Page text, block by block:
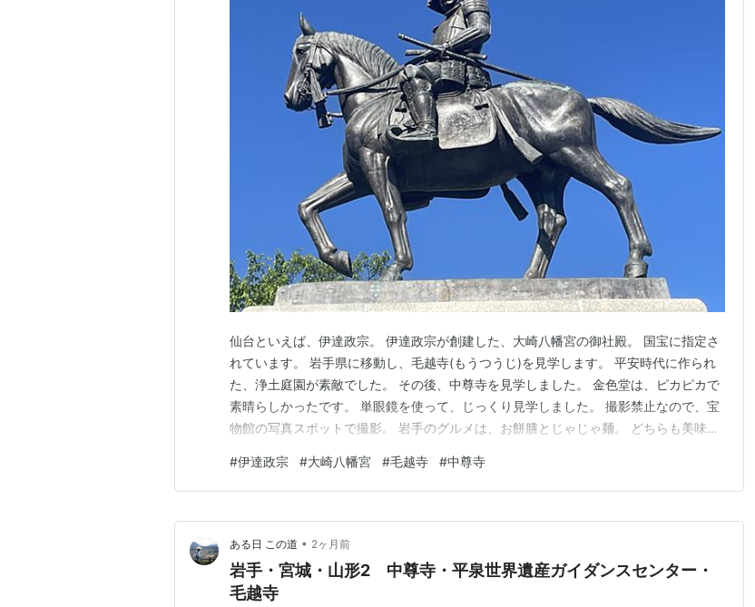
仙台といえば、伊達政宗。 伊達政宗が創建した、大崎八幡宮の御社殿。 国宝に指定さ
れています。 岩手県に移動し、毛越寺(もうつうじ)を見学します。 平安時代に作られ
た、浄土庭園が素敵でした。 その後、中尊寺を見学しました。 金色堂は、ピカピカで
素晴らしかったです。 単眼鏡を使って、じっくり見学しました。 撮影禁止なので、宝
物館の写真スポットで撮影。 岩手のグルメは、お餅膳とじゃじゃ麺。 どちらも美味し
#伊達政宗 #大崎八幡宮 #毛越寺 #中尊寺
ある日 この道 • 2ヶ月前
岩手・宮城・山形2 中尊寺・平泉世界遺産ガイダンスセンター・
毛越寺